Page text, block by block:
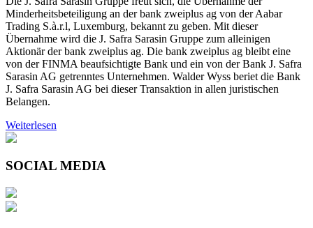
Minderheitsbeteiligung an der bank zweiplus ag von der Aabar
Trading S.à.r.l, Luxemburg, bekannt zu geben. Mit dieser
Übernahme wird die J. Safra Sarasin Gruppe zum alleinigen
Aktionär der bank zweiplus ag. Die bank zweiplus ag bleibt eine
von der FINMA beaufsichtigte Bank und ein von der Bank J. Safra
Sarasin AG getrenntes Unternehmen. Walder Wyss beriet die Bank
J. Safra Sarasin AG bei dieser Transaktion in allen juristischen
Belangen.
Weiterlesen
SOCIAL MEDIA